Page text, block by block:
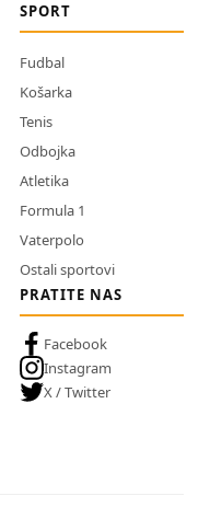
SPORT
Fudbal
Košarka
Tenis
Odbojka
Atletika
Formula 1
Vaterpolo
Ostali sportovi
PRATITE NAS
Facebook
Instagram
X / Twitter